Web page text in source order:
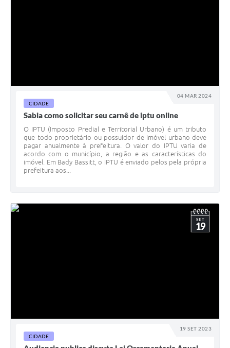
04 MAR 2024
CIDADE
Sabia como solicitar seu carnê de iptu online
O IPTU (Imposto Predial e Territorial Urbano) é um tributo
que todo proprietário ou possuidor de imóvel urbano deve
pagar anualmente à prefeitura. O valor do IPTU varia de
acordo com o município, a região e as características do
imóvel. Em Bady Bassitt, o IPTU é enviado pelos pela própria
prefeitura aos...
19 SET 2023
SET
19
CIDADE